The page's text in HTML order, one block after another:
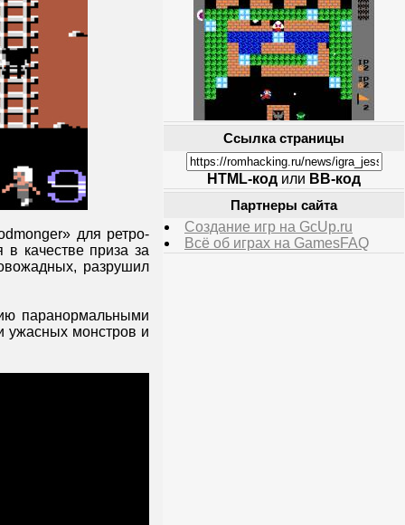
для ретро-
качестве приза за
разрушил
паранормальными
ужасных монстров и
Ссылка страницы
HTML-код или BB-код
Партнеры сайта
Создание игр на GcUp.ru
Всё об играх на GamesFAQ